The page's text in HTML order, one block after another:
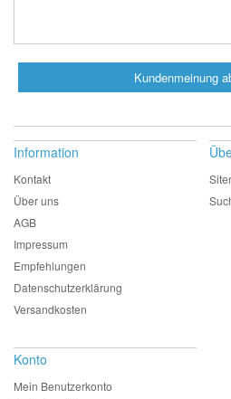
Kundenmeinung
Information
Kontakt
Über uns
AGB
Impressum
Empfehlungen
Datenschutzerklärung
Versandkosten
Konto
Mein Benutzerkonto